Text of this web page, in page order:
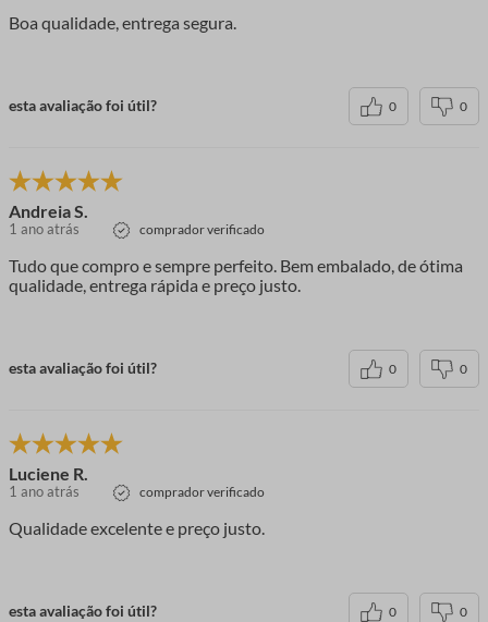
Boa qualidade, entrega segura.
esta avaliação foi útil? 0 0
Andreia S.
1 ano atrás comprador verificado
Tudo que compro e sempre perfeito. Bem embalado, de ótima
qualidade, entrega rápida e preço justo.
esta avaliação foi útil? 0 0
Luciene R.
1 ano atrás comprador verificado
Qualidade excelente e preço justo.
esta avaliação foi útil? 0 0